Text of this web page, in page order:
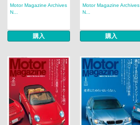
Motor Magazine Archives
N...
購入
Motor Magazine Archives
N...
購入